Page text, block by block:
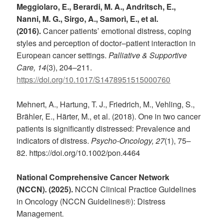
Meggiolaro, E., Berardi, M. A., Andritsch, E.,
Nanni, M. G., Sirgo, A., Samorì, E., et al.
(2016).Cancer patients’ emotional distress, coping
styles and perception of doctor–patient interaction in
European cancer settings.Palliative & Supportive
Care, 14(3), 204–211.
https://doi.org/10.1017/S1478951515000760
Mehnert, A., Hartung, T. J., Friedrich, M., Vehling, S.,
Brähler, E., Härter, M., et al. (2018). One in two cancer
patients is significantly distressed: Prevalence and
indicators of distress. Psycho-Oncology, 27(1), 75–
82. https://doi.org/10.1002/pon.4464
National Comprehensive Cancer Network
(NCCN). (2025). NCCN Clinical Practice Guidelines
in Oncology (NCCN Guidelines®): Distress
Management.